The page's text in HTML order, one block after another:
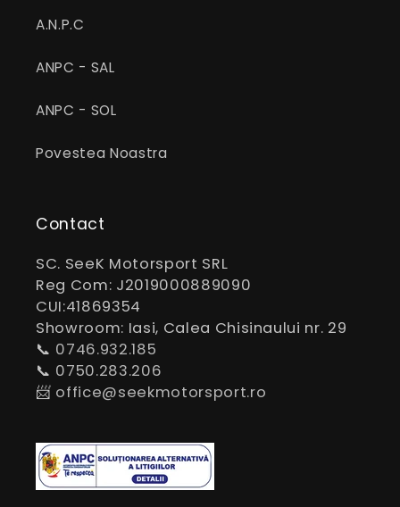
A.N.P.C
ANPC - SAL
ANPC - SOL
Povestea Noastra
Contact
SC. SeeK Motorsport SRL
Reg Com: J2019000889090
CUI:41869354
Showroom: Iasi, Calea Chisinaului nr. 29
📞 0746.932.185
📞 0750.283.206
📨 office@seekmotorsport.ro